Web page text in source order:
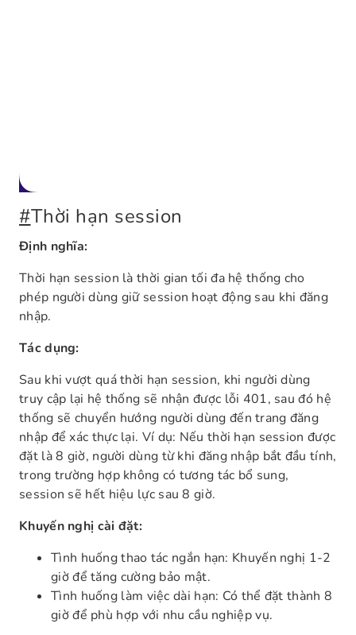
#Thời hạn session
Định nghĩa:
Thời hạn session là thời gian tối đa hệ thống cho
phép người dùng giữ session hoạt động sau khi đăng
nhập.
Tác dụng:
Sau khi vượt quá thời hạn session, khi người dùng
truy cập lại hệ thống sẽ nhận được lỗi 401, sau đó hệ
thống sẽ chuyển hướng người dùng đến trang đăng
nhập để xác thực lại. Ví dụ: Nếu thời hạn session được
đặt là 8 giờ, người dùng từ khi đăng nhập bắt đầu tính,
trong trường hợp không có tương tác bổ sung,
session sẽ hết hiệu lực sau 8 giờ.
Khuyến nghị cài đặt:
Tình huống thao tác ngắn hạn: Khuyến nghị 1-2
giờ để tăng cường bảo mật.
Tình huống làm việc dài hạn: Có thể đặt thành 8
giờ để phù hợp với nhu cầu nghiệp vụ.